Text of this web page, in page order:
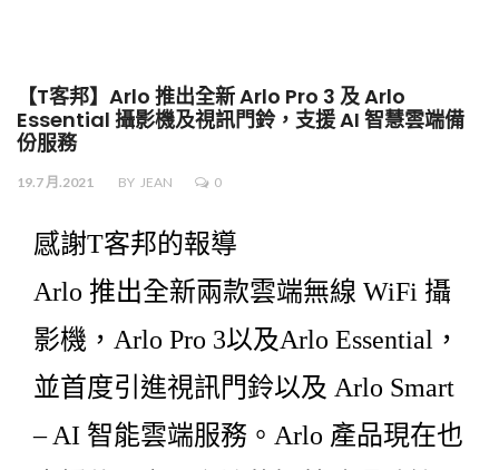
【T客邦】Arlo 推出全新 Arlo Pro 3 及 Arlo
Essential 攝影機及視訊門鈴，支援 AI 智慧雲端備
份服務
19.7 月.2021 BY JEAN 0
感謝T客邦的報導
Arlo 推出全新兩款雲端無線 WiFi 攝
影機，Arlo Pro 3以及Arlo Essential，
並首度引進視訊門鈴以及 Arlo Smart
– AI 智能雲端服務。Arlo 產品現在也